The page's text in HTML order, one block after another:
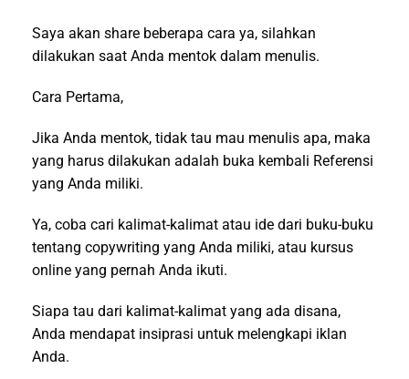
Saya akan share beberapa cara ya, silahkan
dilakukan saat Anda mentok dalam menulis.
Cara Pertama,
Jika Anda mentok, tidak tau mau menulis apa, maka
yang harus dilakukan adalah buka kembali Referensi
yang Anda miliki.
Ya, coba cari kalimat-kalimat atau ide dari buku-buku
tentang copywriting yang Anda miliki, atau kursus
online yang pernah Anda ikuti.
Siapa tau dari kalimat-kalimat yang ada disana,
Anda mendapat insiprasi untuk melengkapi iklan
Anda.